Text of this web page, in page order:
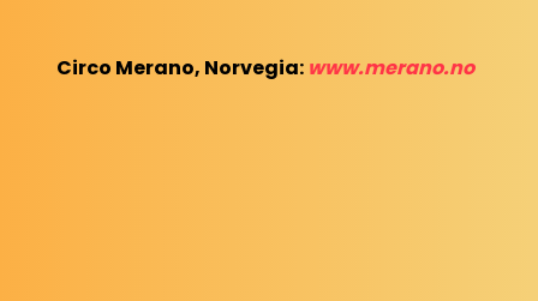
Circo Merano, Norvegia: www.merano.no